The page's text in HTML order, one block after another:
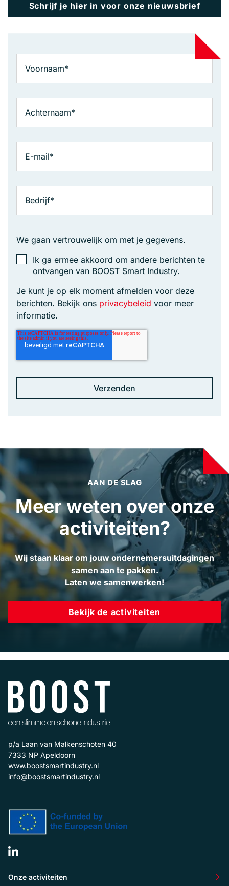
Schrijf je hier in voor onze nieuwsbrief
We gaan vertrouwelijk om met je gegevens.
Ik ga ermee akkoord om andere berichten te
ontvangen van BOOST Smart Industry.
Je kunt je op elk moment afmelden voor deze
berichten. Bekijk ons privacybeleid voor meer
informatie.
AAN DE SLAG
Meer weten over onze
activiteiten?
Wij staan klaar om jouw ondernemersuitdagingen
samen aan te pakken.
Laten we samenwerken!
Bekijk de activiteiten
p/a Laan van Malkenschoten 40
7333 NP Apeldoorn
www.boostsmartindustry.nl
info@boostsmartindustry.nl
Onze activiteiten